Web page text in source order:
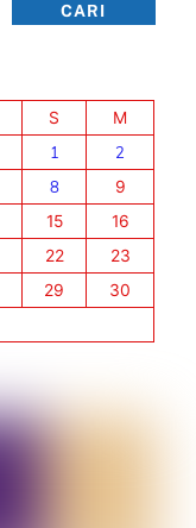
CARI
S
M
1
2
8
9
15
16
22
23
29
30